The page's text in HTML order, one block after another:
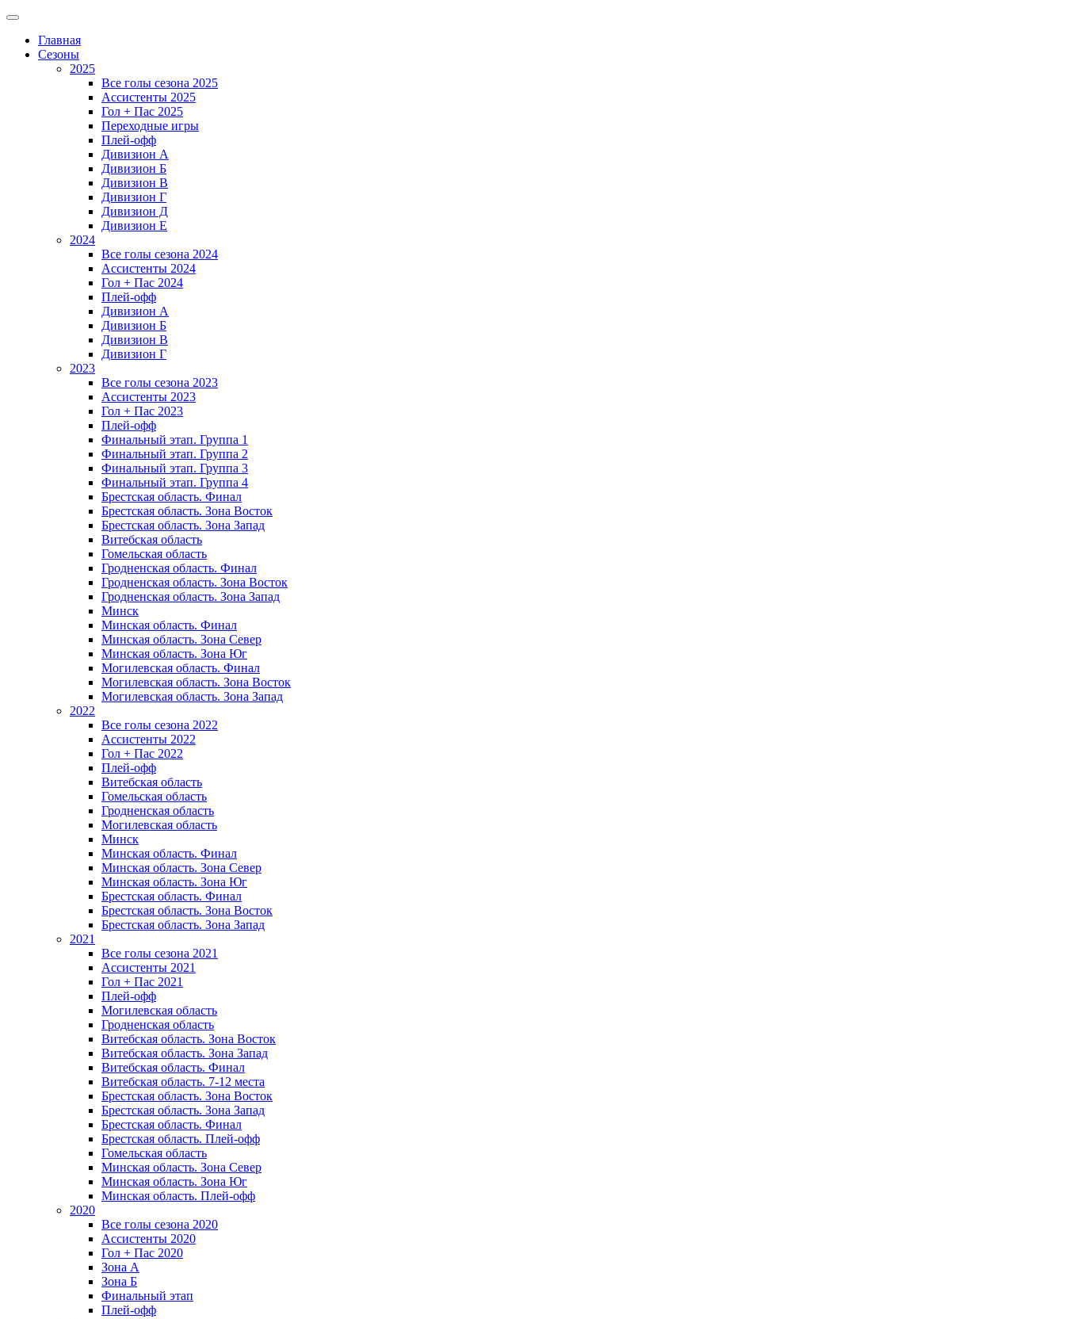
Главная
Сезоны
2025
Все голы сезона 2025
Ассистенты 2025
Гол + Пас 2025
Переходные игры
Плей-офф
Дивизион A
Дивизион Б
Дивизион В
Дивизион Г
Дивизион Д
Дивизион Е
2024
Все голы сезона 2024
Ассистенты 2024
Гол + Пас 2024
Плей-офф
Дивизион A
Дивизион Б
Дивизион В
Дивизион Г
2023
Все голы сезона 2023
Ассистенты 2023
Гол + Пас 2023
Плей-офф
Финальный этап. Группа 1
Финальный этап. Группа 2
Финальный этап. Группа 3
Финальный этап. Группа 4
Брестская область. Финал
Брестская область. Зона Восток
Брестская область. Зона Запад
Витебская область
Гомельская область
Гродненская область. Финал
Гродненская область. Зона Восток
Гродненская область. Зона Запад
Минск
Минская область. Финал
Минская область. Зона Север
Минская область. Зона Юг
Могилевская область. Финал
Могилевская область. Зона Восток
Могилевская область. Зона Запад
2022
Все голы сезона 2022
Ассистенты 2022
Гол + Пас 2022
Плей-офф
Витебская область
Гомельская область
Гродненская область
Могилевская область
Минск
Mинская область. Финал
Минская область. Зона Север
Минская область. Зона Юг
Брестская область. Финал
Брестская область. Зона Восток
Брестская область. Зона Запад
2021
Все голы сезона 2021
Ассистенты 2021
Гол + Пас 2021
Плей-офф
Могилевская область
Гродненская область
Витебская область. Зона Восток
Витебская область. Зона Запад
Витебская область. Финал
Витебская область. 7-12 места
Брестская область. Зона Восток
Брестская область. Зона Запад
Брестская область. Финал
Брестская область. Плей-офф
Гомельская область
Минская область. Зона Север
Минская область. Зона Юг
Минская область. Плей-офф
2020
Все голы сезона 2020
Ассистенты 2020
Гол + Пас 2020
Зона А
Зона Б
Финальный этап
Плей-офф